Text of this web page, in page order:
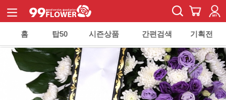
홈 탑50 시즌상품 간편검색 기획전